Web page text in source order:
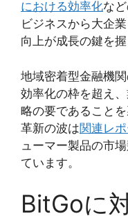
における効率化な
ビジネスから大企
向上が成長の鍵を握
地域密着型金融機
効率化の枠を超え
略の要であること
革新の波は関連レポ
ューマー製品の市
ています。
BitGoに